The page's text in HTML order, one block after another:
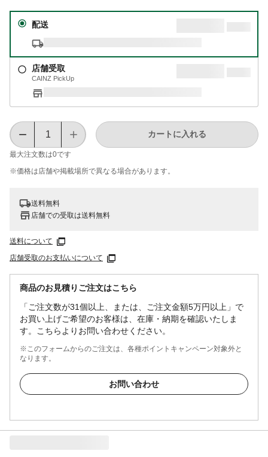
配送
店舗受取
CAINZ PickUp
最大注文数は0です
カートに入れる
※価格は​店舗や​掲載場所で​異なる​場合が​あります。
送料無料
店舗での受取は送料無料
送料について
店舗受取のお支払いについて
商品のお見積りご注文はこちら
「ご注文数が31個以上、または、ご注文金額5万円以上」で
お買い上げご希望のお客様は、在庫・納期を確認いたしま
す。こちらよりお問い合わせください。
※このフォームからのご注文は、各種ポイントキャンペーン対象外と
なります。
お問い合わせ